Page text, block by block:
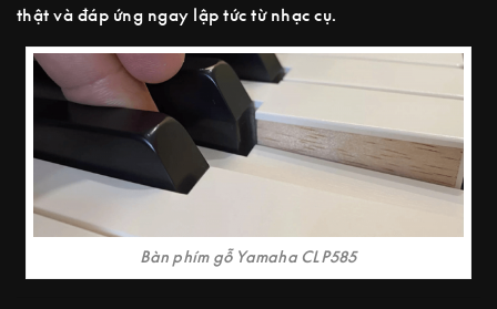
thật và đáp ứng ngay lập tức từ nhạc cụ.
Bàn phím gỗ Yamaha CLP585